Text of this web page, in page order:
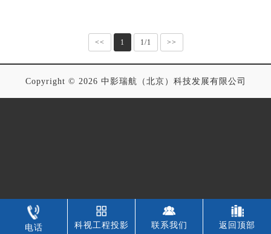
<< 1 1/1 >>
Copyright © 2026 中影瑞航（北京）科技发展有限公司
电话 科视工程投影 联系我们 返回顶部